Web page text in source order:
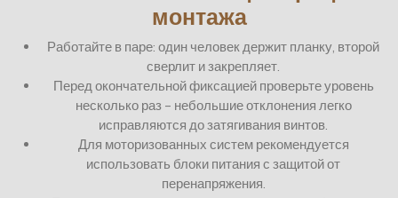
монтажа
Работайте в паре: один человек держит планку, второй
сверлит и закрепляет.
Перед окончательной фиксацией проверьте уровень
несколько раз – небольшие отклонения легко
исправляются до затягивания винтов.
Для моторизованных систем рекомендуется
использовать блоки питания с защитой от
перенапряжения.